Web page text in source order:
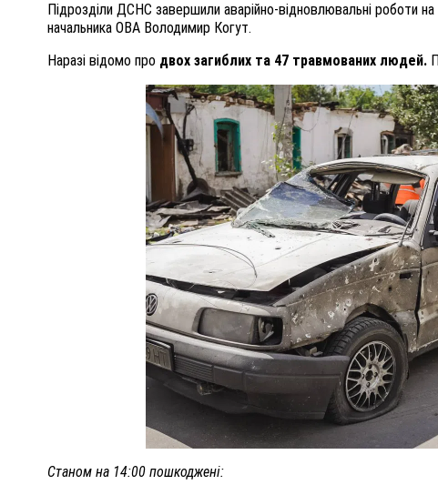
Підрозділи ДСНС завершили аварійно-відновлювальні роботи
начальника ОВА Володимир Когут.
Наразі відомо про двох загиблих та 47 травмованих людей.
Станом на 14:00 пошкоджені: